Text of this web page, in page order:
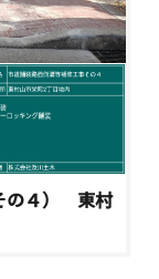
の４） 東村